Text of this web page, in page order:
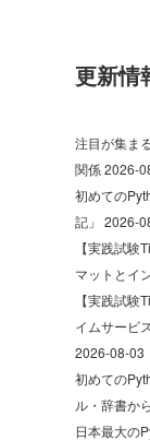
更新情
注目が集ま
関係2026-
初めての
記」 2026-
【実践試
マットとイ
【実践試
イムサービ
2026-08-03
初めての
ル・辞書か
日本最大の